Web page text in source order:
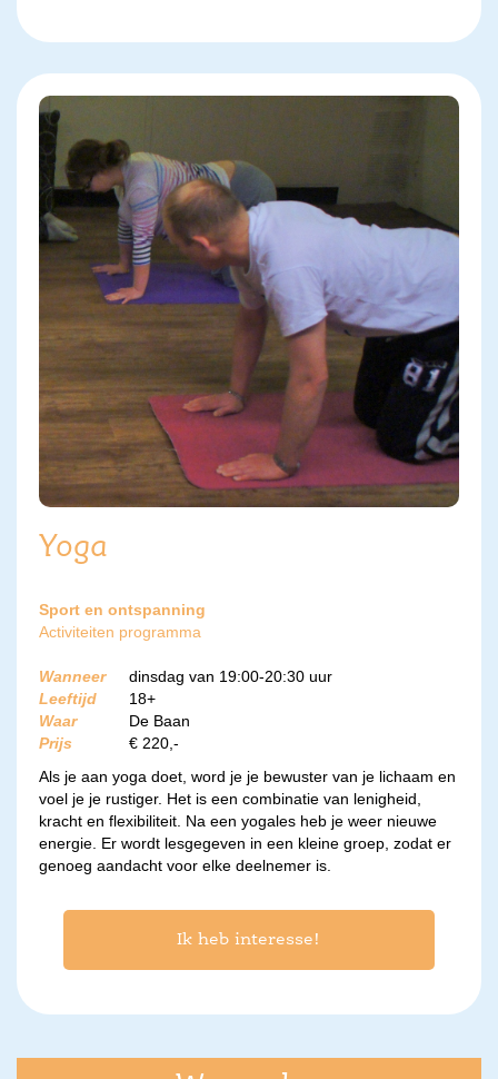
Yoga
Sport en ontspanning
Activiteiten programma
Wanneer
dinsdag van 19:00-20:30 uur
Leeftijd
18+
Waar
De Baan
Prijs
€ 220,-
Als je aan yoga doet, word je je bewuster van je lichaam en
voel je je rustiger. Het is een combinatie van lenigheid,
kracht en flexibiliteit. Na een yogales heb je weer nieuwe
energie. Er wordt lesgegeven in een kleine groep, zodat er
genoeg aandacht voor elke deelnemer is.
Ik heb interesse!